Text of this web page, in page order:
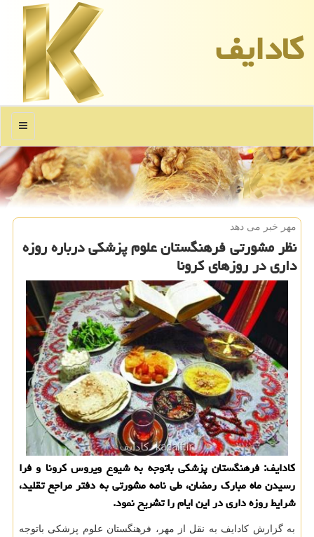
كادایف
منو
مهر خبر می دهد
نظر مشورتی فرهنگستان علوم پزشكی درباره روزه
داری در روزهای كرونا
كادایف: فرهنگستان پزشكی باتوجه به شیوع ویروس كرونا و فرا
رسیدن ماه مبارك رمضان، طی نامه مشورتی به دفتر مراجع تقلید،
شرایط روزه داری در این ایام را تشریح نمود.
به گزارش كادایف به نقل از مهر، فرهنگستان علوم پزشكی باتوجه